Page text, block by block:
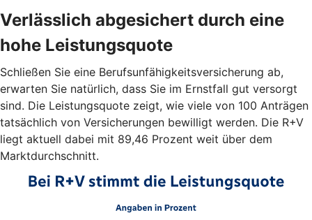
Verlässlich abgesichert durch eine
hohe Leistungsquote
Schließen Sie eine Berufsunfähigkeitsversicherung ab,
erwarten Sie natürlich, dass Sie im Ernstfall gut versorgt
sind. Die Leistungsquote zeigt, wie viele von 100 Anträgen
tatsächlich von Versicherungen bewilligt werden. Die R+V
liegt aktuell dabei mit 89,46 Prozent weit über dem
Marktdurchschnitt.